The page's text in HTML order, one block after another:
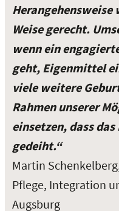
Weise gerecht.
wenn ein
geht, Eigenmittel
viele weitere
Rahmen unserer
einsetzen, dass
gedeiht.“
Martin
Pflege, Integration
Augsburg